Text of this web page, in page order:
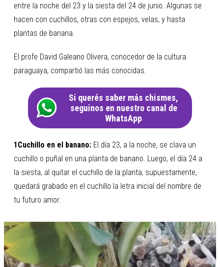
entre la noche del 23 y la siesta del 24 de junio. Algunas se
hacen con cuchillos, otras con espejos, velas, y hasta
plantas de banana.
El profe David Galeano Olivera, conocedor de la cultura
paraguaya, compartió las más conocidas.
Si querés saber más chismes,
seguinos en nuestro canal de
WhatsApp
1Cuchillo en el banano: El día 23, a la noche, se clava un
cuchillo o puñal en una planta de banano. Luego, el día 24 a
la siesta, al quitar el cuchillo de la planta, supuestamente,
quedará grabado en el cuchillo la letra inicial del nombre de
tu futuro amor.